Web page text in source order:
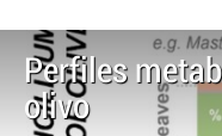
Perfiles
olivo